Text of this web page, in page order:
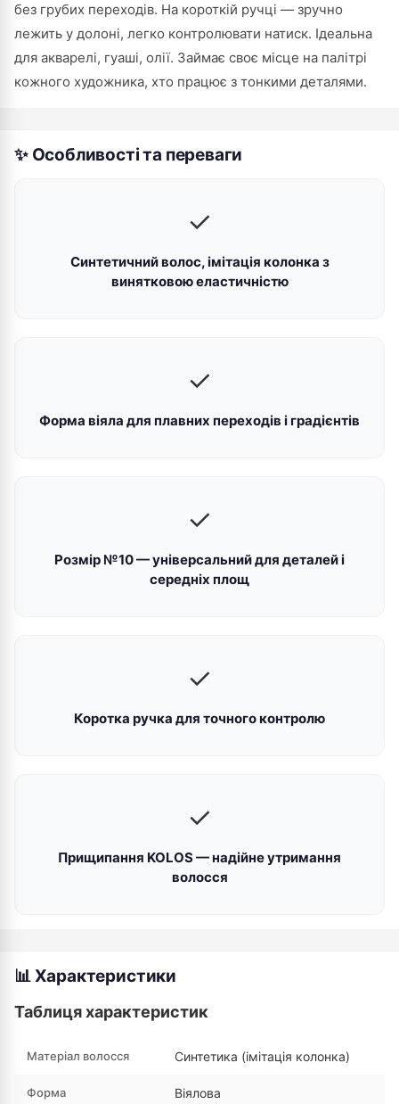
без грубих переходів. На короткій ручці — зручно
лежить у долоні, легко контролювати натиск. Ідеальна
для акварелі, гуаші, олії. Займає своє місце на палітрі
кожного художника, хто працює з тонкими деталями.
✨ Особливості та переваги
✓
Синтетичний волос, імітація колонка з
винятковою еластичністю
✓
Форма віяла для плавних переходів і градієнтів
✓
Розмір №10 — універсальний для деталей і
середніх площ
✓
Коротка ручка для точного контролю
✓
Прищипання KOLOS — надійне утримання
волосся
📊 Характеристики
Таблиця характеристик
Матеріал волосся Синтетика (імітація колонка)
Форма Віялова